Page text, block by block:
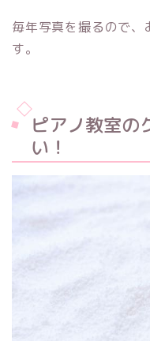
毎年写真を撮るので
す。
ピアノ教室の
い！